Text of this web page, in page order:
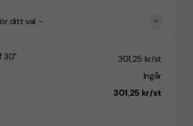
ditt val -
30"
301,25 kr/st
Ingår
301,25 kr/st